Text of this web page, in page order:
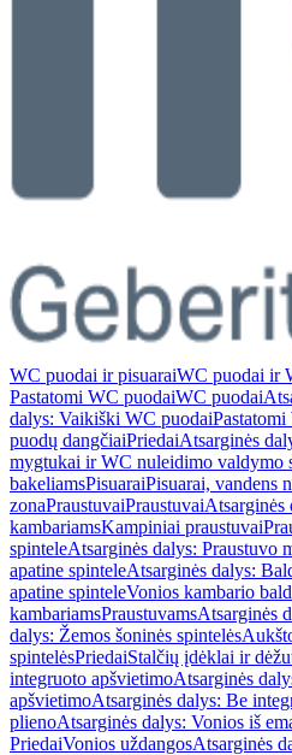
WC puodai ir pisuaraiWC puodai ir
Pastatomi WC puodaiWC puodai
dalys: Vaikiški WC puodai
puodų dangčiaiPriedaiAtsarginės
mygtukai ir WC nuleidimo valdymo
bakeliamsPisuaraiPisuarai, vandens
zonaPraustuvaiPraustuvaiAtsarginės
kambariamsKampiniai praustuvai
spinteleAtsarginės dalys: Praustuvo
apatine spinteleAtsarginės dalys:
apatine spinteleVonios kambario
kambariamsPraustuvamsAtsarginės
dalys: Žemos šoninės spintelės
spintelėsPriedaiStalčių įdėklai ir
integruoto apšvietimoAtsarginės
apšvietimoAtsarginės dalys: Be
plienoAtsarginės dalys: Vonios iš
PriedaiVonios uždangosAtsarginės